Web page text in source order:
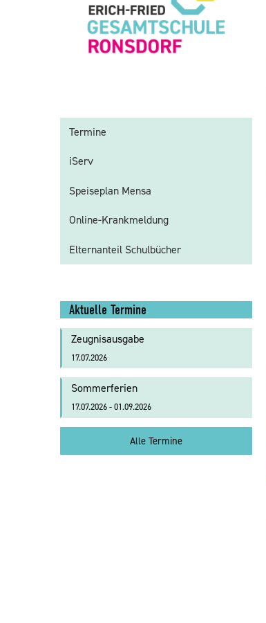
Termine
iServ
Speiseplan Mensa
Online-Krankmeldung
Elternanteil Schulbücher
Aktuelle Termine
Zeugnisausgabe
17.07.2026
Sommerferien
17.07.2026 - 01.09.2026
Alle Termine